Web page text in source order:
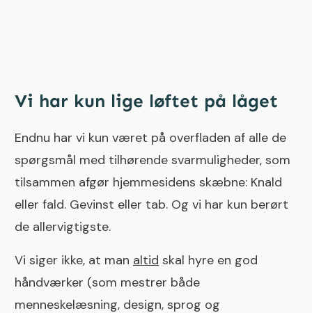
Vi har kun lige løftet på låget
Endnu har vi kun været på overfladen af alle de
spørgsmål med tilhørende svarmuligheder, som
tilsammen afgør hjemmesidens skæbne: Knald
eller fald. Gevinst eller tab. Og vi har kun berørt
de allervigtigste.
Vi siger ikke, at man altid skal hyre en god
håndværker (som mestrer både
menneskelæsning, design, sprog og